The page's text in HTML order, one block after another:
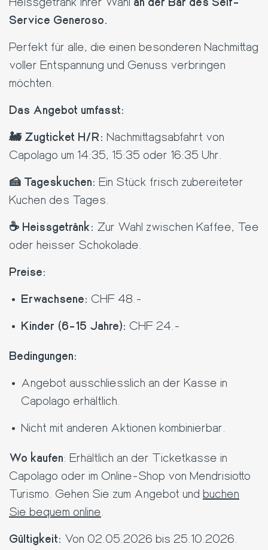
Service Generoso.
Perfekt für alle, die einen besonderen Nachmittag
voller Entspannung und Genuss verbringen
möchten.
Das Angebot umfasst:
🚂 Zugticket H/R: Nachmittagsabfahrt von
Capolago um 14:35, 15:35 oder 16:35 Uhr.
🍰 Tageskuchen: Ein Stück frisch zubereiteter
Kuchen des Tages.
☕ Heissgetränk: Zur Wahl zwischen Kaffee, Tee
oder heisser Schokolade.
Preise:
Erwachsene: CHF 48.-
Kinder (6-15 Jahre): CHF 24.-
Bedingungen:
Angebot ausschliesslich an der Kasse in
Capolago erhältlich.
Nicht mit anderen Aktionen kombinierbar.
Wo kaufen: Erhältlich an der Ticketkasse in
Capolago oder im Online-Shop von Mendrisiotto
Turismo. Gehen Sie zum Angebot und buchen
Sie bequem online
Gültigkeit: Von 02.05.2026 bis 25.10.2026.